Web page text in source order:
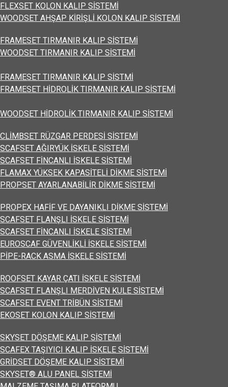
FLEXSET KOLON KALIP SİSTEMİ
WOODSET AHŞAP KİRİŞLİ KOLON KALIP SİSTEMİ
FRAMESET TIRMANIR KALIP SİSTEMİ
WOODSET TIRMANIR KALIP SİSTEMİ
FRAMESET TIRMANIR KALIP SİSTMİ
FRAMESET HİDROLİK TIRMANIR KALIP SİSTEMİ
WOODSET HİDROLİK TIRMANIR KALIP SİSTEMİ
CLİMBSET RÜZGAR PERDESİ SİSTEMİ
SCAFSET AĞIRYÜK İSKELE SİSTEMİ
SCAFSET FİNCANLI İSKELE SİSTEMİ
FLAMAX YÜKSEK KAPASİTELİ DİKME SİSTEMİ
PROPSET AYARLANABİLİR DİKME SİSTEMİ
PROPEX HAFİF VE DAYANIKLI DİKME SİSTEMİ
SCAFSET FLANŞLI İSKELE SİSTEMİ
SCAFSET FİNCANLI İSKELE SİSTEMİ
EUROSCAF GÜVENLİKLİ İSKELE SİSTEMİ
PİPE-RACK ASMA İSKELE SİSTEMİ
ROOFSET KAYAR ÇATI İSKELE SİSTEMİ
SCAFSET FLANŞLI MERDİVEN KULE SİSTEMİ
SCAFSET EVENT TRİBÜN SİSTEMİ
EKOSET KOLON KALIP SİSTEMİ
SKYSET DÖŞEME KALIP SİSTEMİ
SCAFEX TAŞIYICI KALIP İSKELE SİSTEMİ
GRİDSET DÖŞEME KALIP SİSTEMİ
SKYSET® ALU PANEL SİSTEMİ